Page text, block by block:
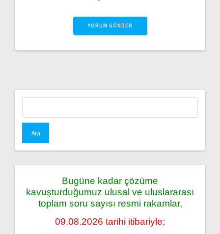
Bugüne kadar çözüme
kavuşturduğumuz ulusal ve uluslararası
toplam soru sayısı resmi rakamlar,
09.08.2026 tarihi itibariyle;